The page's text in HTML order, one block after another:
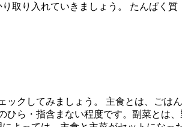
取り入れていきましょう。 たんぱ
ックしてみましょう。 主食とは、ご
ひら・指含まない程度です。副菜とは